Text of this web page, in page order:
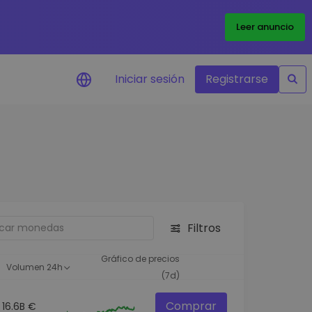
Leer anuncio
oportunidades de
inteligente para un
Iniciar sesión Registrarse
Filtros
Volumen 24h
Gráfico de precios
(7d)
16.6B € Comprar